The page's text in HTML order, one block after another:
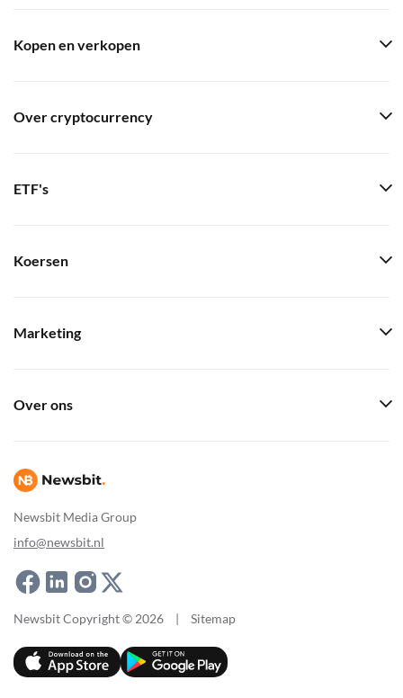
Newsbit Media Group
info@newsbit.nl
Kopen en verkopen
Over cryptocurrency
ETF's
Koersen
Marketing
Over ons
Newsbit Copyright © 2026 | Sitemap